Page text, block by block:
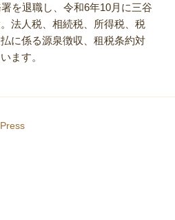
を退職し、令和6年10月に三谷
法人税、相続税、所得税、税
に係る源泉徴収、租税条約対
ます。